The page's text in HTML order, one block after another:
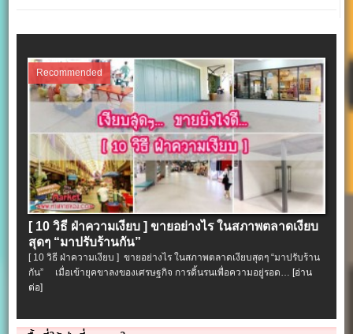
Recommended
[ 10 วิธี ฝ่าความเงียบ ] ขายอย่างไร ในสภาพตลาดเงียบ
สุดๆ “มาปรับร้านกัน”
[ 10 วิธี ฝ่าความเงียบ ] ขายอย่างไร ในสภาพตลาดเงียบสุดๆ “มาปรับร้าน
กัน” เมื่อเข้ายุคขาลงของเศรษฐกิจ การดิ้นรนเพื่อความอยู่รอด…[อ่าน
ต่อ]